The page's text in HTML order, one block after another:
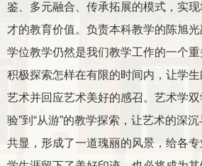
鉴、多元融合、传承拓展的模式，实
才的教育价值。负责本科教学的陈旭光
学位教学仍然是我们教学工作的一个
积极探索怎样在有限的时间内，让学
艺术并回应艺术美好的感召。艺术学双
验”到“从游”的教学探索，让艺术的深
共显，形成了一道瑰丽的风景，给各